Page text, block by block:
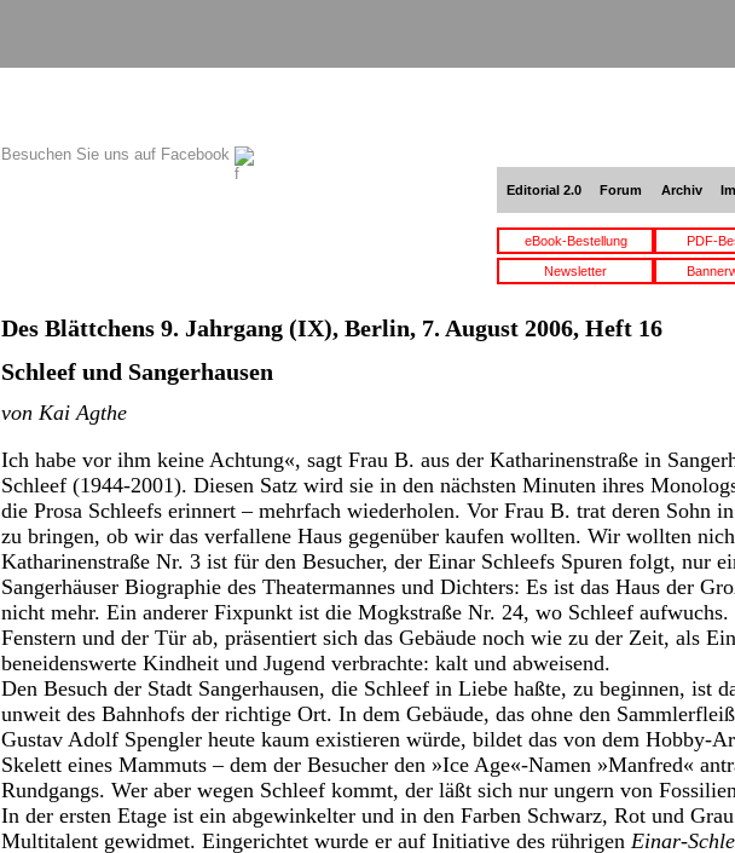
Besuchen Sie uns auf Facebook
Editorial 2.0 Forum Archiv
eBook-Bestellung PDF-
Newsletter
Des Blättchens 9. Jahrgang (IX), Berlin, 7. August 2006, Heft 16
Schleef und Sangerhausen
von Kai Agthe
Ich habe vor ihm keine Achtung«, sagt Frau B. aus der Katharinenstraße in
Schleef (1944-2001). Diesen Satz wird sie in den nächsten Minuten ihres
die Prosa Schleefs erinnert – mehrfach wiederholen. Vor Frau B. trat deren Sohn
zu bringen, ob wir das verfallene Haus gegenüber kaufen wollten. Wir wollten
Katharinenstraße Nr. 3 ist für den Besucher, der Einar Schleefs Spuren folgt, nur
Sangerhäuser Biographie des Theatermannes und Dichters: Es ist das Haus der
nicht mehr. Ein anderer Fixpunkt ist die Mogkstraße Nr. 24, wo Schleef aufwuchs.
Fenstern und der Tür ab, präsentiert sich das Gebäude noch wie zu der Zeit, als
beneidenswerte Kindheit und Jugend verbrachte: kalt und abweisend.
Den Besuch der Stadt Sangerhausen, die Schleef in Liebe haßte, zu beginnen, ist
unweit des Bahnhofs der richtige Ort. In dem Gebäude, das ohne den
Gustav Adolf Spengler heute kaum existieren würde, bildet das von dem Hobby-
Skelett eines Mammuts – dem der Besucher den »Ice Age«-Namen »Manfred«
Rundgangs. Wer aber wegen Schleef kommt, der läßt sich nur ungern von
In der ersten Etage ist ein abgewinkelter und in den Farben Schwarz, Rot und
Multitalent gewidmet. Eingerichtet wurde er auf Initiative des rührigen Einar-